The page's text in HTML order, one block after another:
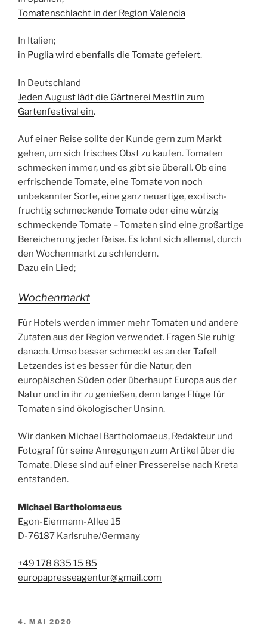
Tomatenschlacht in der Region Valencia
In Italien;
in Puglia wird ebenfalls die Tomate gefeiert.
In Deutschland
Jeden August lädt die Gärtnerei Mestlin zum
Gartenfestival ein.
Auf einer Reise sollte der Kunde gern zum Markt
gehen, um sich frisches Obst zu kaufen. Tomaten
schmecken immer, und es gibt sie überall. Ob eine
erfrischende Tomate, eine Tomate von noch
unbekannter Sorte, eine ganz neuartige, exotisch-
fruchtig schmeckende Tomate oder eine würzig
schmeckende Tomate – Tomaten sind eine großartige
Bereicherung jeder Reise. Es lohnt sich allemal, durch
den Wochenmarkt zu schlendern.
Dazu ein Lied;
Wochenmarkt
Für Hotels werden immer mehr Tomaten und andere
Zutaten aus der Region verwendet. Fragen Sie ruhig
danach. Umso besser schmeckt es an der Tafel!
Letzendes ist es besser für die Natur, den
europäischen Süden oder überhaupt Europa aus der
Natur und in ihr zu genießen, denn lange Flüge für
Tomaten sind ökologischer Unsinn.
Wir danken Michael Bartholomaeus, Redakteur und
Fotograf für seine Anregungen zum Artikel über die
Tomate. Diese sind auf einer Pressereise nach Kreta
entstanden.
Michael Bartholomaeus
Egon-Eiermann-Allee 15
D-76187 Karlsruhe/Germany
+49 178 835 15 85
europapresseagentur@gmail.com
VERÖFFENTLICHT
4. MAI 2020